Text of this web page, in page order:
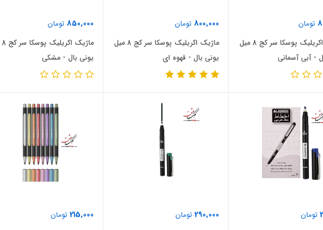
تومان
ماژیک اکریلیک پوسکا سر کج 8 میل
- آبی آسمانی
800,000 تومان
ماژیک اکریلیک پوسکا سر کج 8 میل
یونی بال - قهوه ای
850,000 تومان
یونی بال - مشکی
تومان
290,000 تومان
215,000 تومان